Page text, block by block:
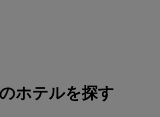
ホテルを探す